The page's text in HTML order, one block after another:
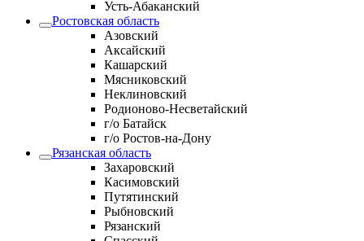
Усть-Абаканский
Ростовская область
Азовский
Аксайский
Кашарский
Мясниковский
Неклиновский
Родионово-Несветайский
г/о Батайск
г/о Ростов-на-Дону
Рязанская область
Захаровский
Касимовский
Путятинский
Рыбновский
Рязанский